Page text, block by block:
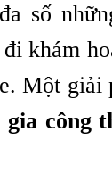
số
khám
Một giải
gia công